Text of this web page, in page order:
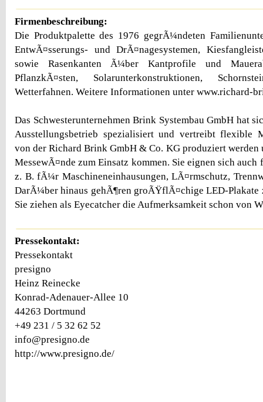
Firmenbeschreibung:
Die Produktpalette des 1976 gegrÃ¼ndeten
EntwÃ¤sserungs- und DrÃ¤nagesystemen,
sowie Rasenkanten Ã¼ber Kantprofile und
PflanzkÃ¤sten, Solarunterkonstruktionen,
Wetterfahnen. Weitere Informationen unter www.richard-
Das Schwesterunternehmen Brink Systembau GmbH hat
Ausstellungsbetrieb spezialisiert und vertreibt flexible
von der Richard Brink GmbH & Co. KG produziert werden
MessewÃ¤nde zum Einsatz kommen. Sie eignen sich
z. B. fÃ¼r Maschineneinhausungen, LÃ¤rmschutz,
DarÃ¼ber hinaus gehÃ¶ren groÃŸflÃ¤chige LED-
Sie ziehen als Eyecatcher die Aufmerksamkeit schon von
Pressekontakt:
Pressekontakt
presigno
Heinz Reinecke
Konrad-Adenauer-Allee 10
44263 Dortmund
+49 231 / 5 32 62 52
info@presigno.de
http://www.presigno.de/